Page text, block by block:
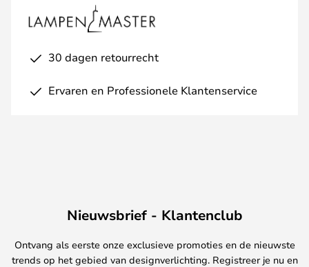
30 dagen retourrecht
Ervaren en Professionele Klantenservice
Nieuwsbrief - Klantenclub
Ontvang als eerste onze exclusieve promoties en de nieuwste
trends op het gebied van designverlichting. Registreer je nu en